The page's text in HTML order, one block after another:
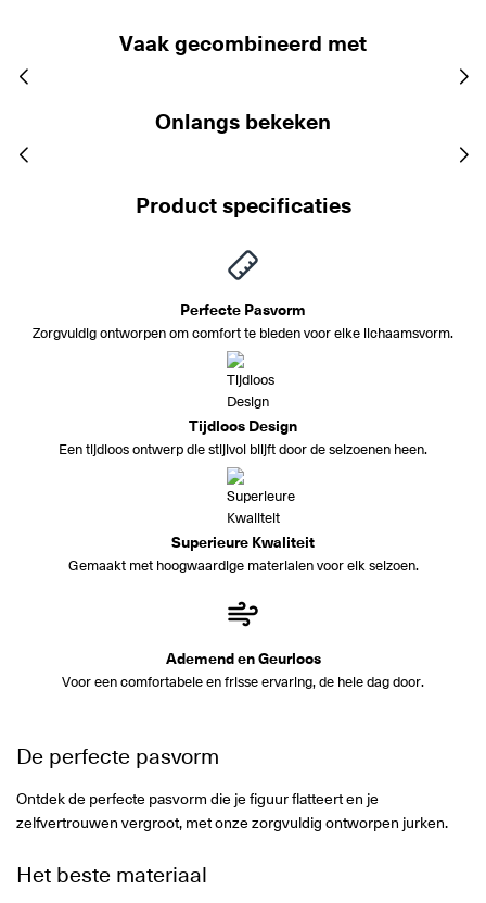
Vaak gecombineerd met
Onlangs bekeken
Product specificaties
Perfecte Pasvorm
Zorgvuldig ontworpen om comfort te bieden voor elke lichaamsvorm.
Tijdloos Design
Een tijdloos ontwerp die stijlvol blijft door de seizoenen heen.
Superieure Kwaliteit
Gemaakt met hoogwaardige materialen voor elk seizoen.
Ademend en Geurloos
Voor een comfortabele en frisse ervaring, de hele dag door.
De perfecte pasvorm
Ontdek de perfecte pasvorm die je figuur flatteert en je
zelfvertrouwen vergroot, met onze zorgvuldig ontworpen jurken.
Het beste materiaal